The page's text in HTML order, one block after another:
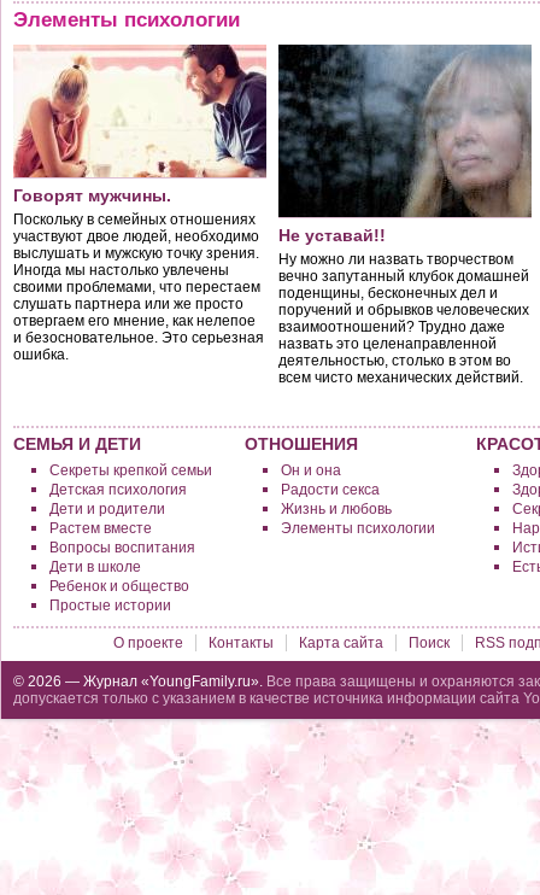
Элементы психологии
Говорят мужчины.
Поскольку в семейных отношениях
участвуют двое людей, необходимо
выслушать и мужскую точку зрения.
Иногда мы настолько увлечены
своими проблемами, что перестаем
слушать партнера или же просто
отвергаем его мнение, как нелепое
и безосновательное. Это серьезная
ошибка.
Не уставай!!
Ну можно ли назвать творчеством
вечно запутанный клубок домашней
поденщины, бесконечных дел и
поручений и обрывков человеческих
взаимоотношений? Трудно даже
назвать это целенаправленной
деятельностью, столько в этом во
всем чисто механических действий.
СЕМЬЯ И ДЕТИ
Секреты крепкой семьи
Детская психология
Дети и родители
Растем вместе
Вопросы воспитания
Дети в школе
Ребенок и общество
Простые истории
ОТНОШЕНИЯ
Он и она
Радости секса
Жизнь и любовь
Элементы психологии
О проекте Контакты Карта сайта Поиск RSS
© 2026 — Журнал «YoungFamily.ru». Все права защищены и охраняются
допускается только с указанием в качестве источника информации сайта